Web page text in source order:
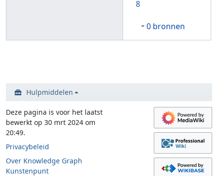
8
0 bronnen
Hulpmiddelen
Deze pagina is voor het laatst
bewerkt op 30 mrt 2024 om
20:49.
Privacybeleid
Over Knowledge Graph
Kunstenpunt